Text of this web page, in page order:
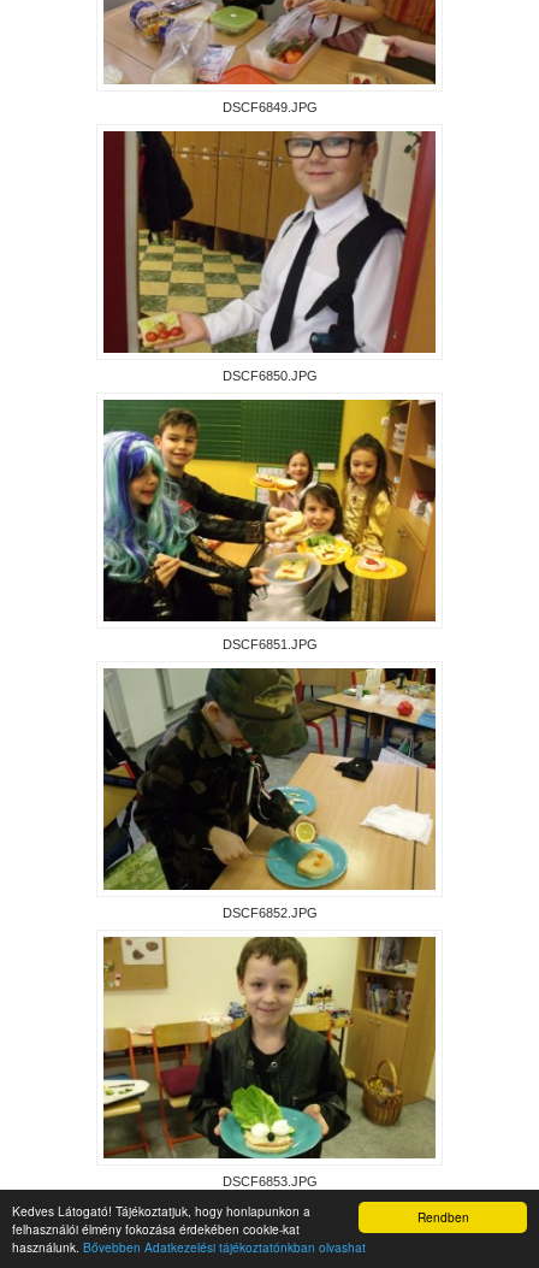
Rendben
Kedves Látogató! Tájékoztatjuk, hogy honlapunkon a
felhasználói élmény fokozása érdekében cookie-kat
használunk. Bővebben Adatkezelési tájékoztatónkban olvashat
DSCF6849.JPG
DSCF6850.JPG
DSCF6851.JPG
DSCF6852.JPG
DSCF6853.JPG